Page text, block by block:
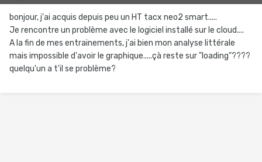
bonjour, j'ai acquis depuis peu un HT tacx neo2 smart.....
Je rencontre un problème avec le logiciel installé sur le cloud....
A la fin de mes entrainements, j'ai bien mon analyse littérale
mais impossible d'avoir le graphique.....çà reste sur "loading"????
quelqu'un a t'il se problème?